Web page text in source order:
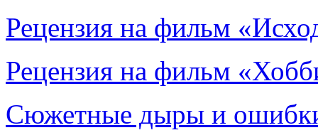
Рецензия на фильм
Рецензия на фильм
Сюжетные дыры и